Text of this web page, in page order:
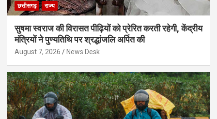
छत्तीसगढ़ राज्य
सुषमा स्वराज की विरासत पीढ़ियों को प्रेरित करती रहेगी, केंद्रीय
मंत्रियों ने पुण्यतिथि पर श्रद्धांजलि अर्पित की
August 7, 2026 News Desk